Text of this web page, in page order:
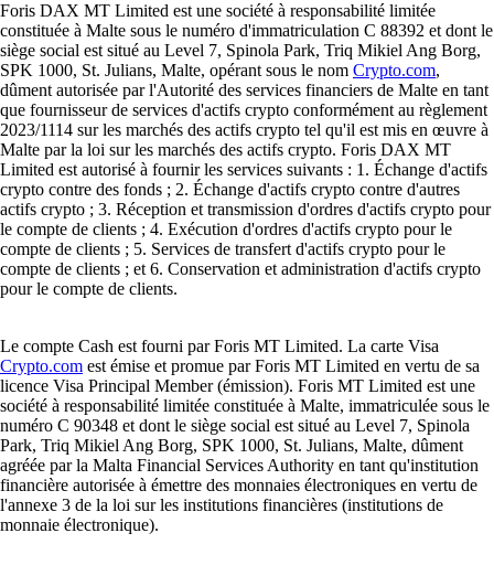
Foris DAX MT Limited est une société à responsabilité limitée
constituée à Malte sous le numéro d'immatriculation C 88392 et dont le
siège social est situé au Level 7, Spinola Park, Triq Mikiel Ang Borg,
SPK 1000, St. Julians, Malte, opérant sous le nom Crypto.com,
dûment autorisée par l'Autorité des services financiers de Malte en tant
que fournisseur de services d'actifs crypto conformément au règlement
2023/1114 sur les marchés des actifs crypto tel qu'il est mis en œuvre à
Malte par la loi sur les marchés des actifs crypto. Foris DAX MT
Limited est autorisé à fournir les services suivants : 1. Échange d'actifs
crypto contre des fonds ; 2. Échange d'actifs crypto contre d'autres
actifs crypto ; 3. Réception et transmission d'ordres d'actifs crypto pour
le compte de clients ; 4. Exécution d'ordres d'actifs crypto pour le
compte de clients ; 5. Services de transfert d'actifs crypto pour le
compte de clients ; et 6. Conservation et administration d'actifs crypto
pour le compte de clients.
Le compte Cash est fourni par Foris MT Limited. La carte Visa
Crypto.com est émise et promue par Foris MT Limited en vertu de sa
licence Visa Principal Member (émission). Foris MT Limited est une
société à responsabilité limitée constituée à Malte, immatriculée sous le
numéro C 90348 et dont le siège social est situé au Level 7, Spinola
Park, Triq Mikiel Ang Borg, SPK 1000, St. Julians, Malte, dûment
agréée par la Malta Financial Services Authority en tant qu'institution
financière autorisée à émettre des monnaies électroniques en vertu de
l'annexe 3 de la loi sur les institutions financières (institutions de
monnaie électronique).